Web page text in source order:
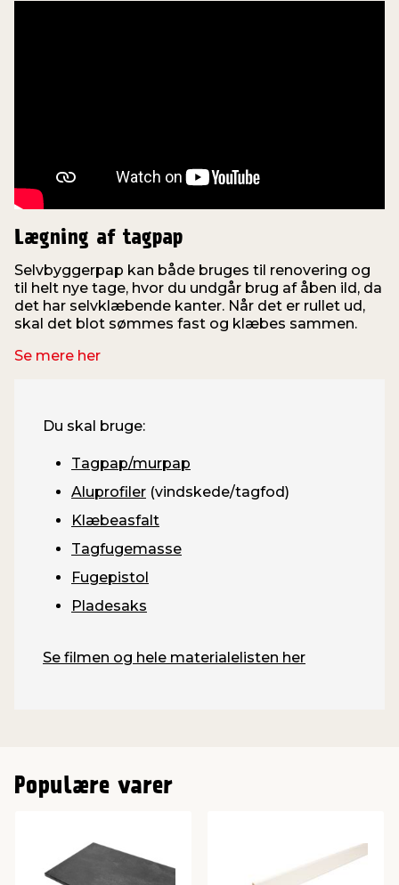
Lægning af tagpap
Selvbyggerpap kan både bruges til renovering og
til helt nye tage, hvor du undgår brug af åben ild, da
det har selvklæbende kanter. Når det er rullet ud,
skal det blot sømmes fast og klæbes sammen.
Se mere her
Du skal bruge:
Tagpap/murpap
Aluprofiler (vindskede/tagfod)
Klæbeasfalt
Tagfugemasse
Fugepistol
Pladesaks
Se filmen og hele materialelisten her
Populære varer